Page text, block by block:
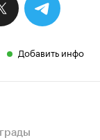
Добавить инфо